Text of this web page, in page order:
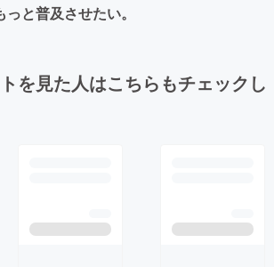
と普及させたい。
を見た人はこちらもチェックし